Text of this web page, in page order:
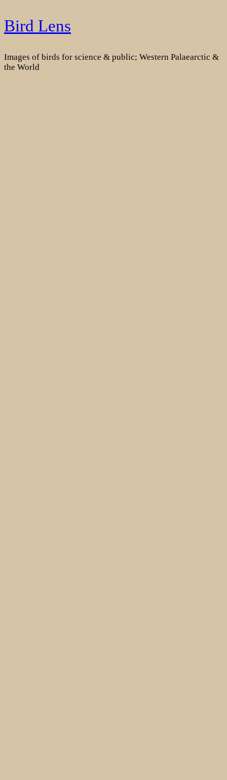
Skip
to
Bird Lens
Images of birds for science & public; Western Palaearctic &
the World